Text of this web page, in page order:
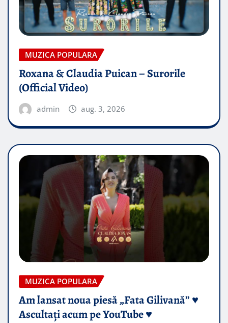
MUZICA POPULARA
Roxana & Claudia Puican – Surorile
(Official Video)
admin aug. 3, 2026
MUZICA POPULARA
Am lansat noua piesă „Fata Gilivană” ♥️
Ascultați acum pe YouTube ♥️